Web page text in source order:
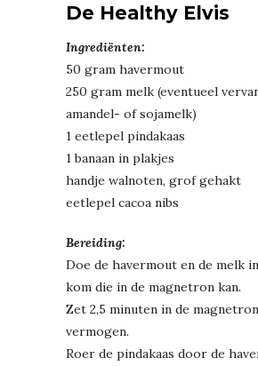
De Healthy Elvis
Ingrediënten:
50 gram havermout
250 gram melk (eventueel
amandel- of sojamelk)
1 eetlepel pindakaas
1 banaan in plakjes
handje walnoten, grof gehakt
eetlepel cacoa nibs
Bereiding:
Doe de havermout en de melk
kom die in de magnetron kan.
Zet 2,5 minuten in de
vermogen.
Roer de pindakaas door de